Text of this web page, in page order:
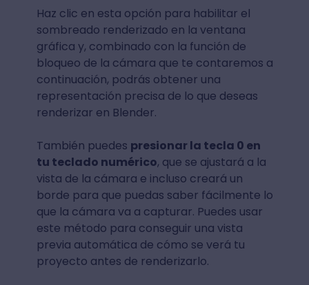
Haz clic en esta opción para habilitar el
sombreado renderizado en la ventana
gráfica y, combinado con la función de
bloqueo de la cámara que te contaremos a
continuación, podrás obtener una
representación precisa de lo que deseas
renderizar en Blender.
También puedes presionar la tecla 0 en
tu teclado numérico, que se ajustará a la
vista de la cámara e incluso creará un
borde para que puedas saber fácilmente lo
que la cámara va a capturar. Puedes usar
este método para conseguir una vista
previa automática de cómo se verá tu
proyecto antes de renderizarlo.